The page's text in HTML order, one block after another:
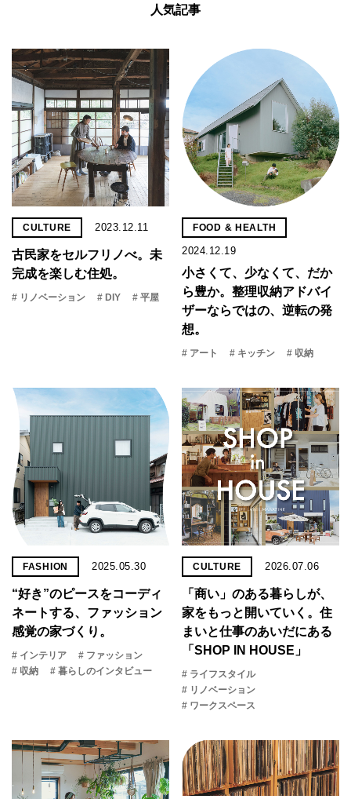
人気記事
CULTURE 2023.12.11
古民家をセルフリノべ。未
完成を楽しむ住処。
# リノベーション # DIY # 平屋
FOOD & HEALTH
2024.12.19
小さくて、少なくて、だか
ら豊か。整理収納アドバイ
ザーならではの、逆転の発
想。
# アート # キッチン # 収納
FASHION 2025.05.30
“好き”のピースをコーディ
ネートする、ファッション
感覚の家づくり。
# インテリア
# ファッション
# 収納
# 暮らしのインタビュー
CULTURE 2026.07.06
「商い」の​ある​暮らしが、​
家を​もっと​開いていく。​住
まいと​仕事の​あいだに​ある​
「SHOP IN HOUSE」
# ライフスタイル
# リノベーション
# ワークスペース